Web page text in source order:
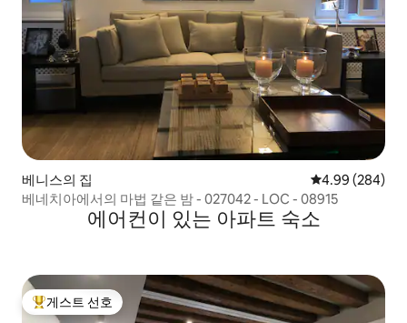
베니스의 집 평점 4.99점(5
4.99 (284)
베네치아에서의 마법 같은 밤 - 027042 - LOC - 08915
에어컨이 있는 아파트 숙소
상위 게스트 선호
게스트 선호